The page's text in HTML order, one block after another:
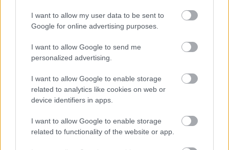
I want to allow my user data to be sent to
Google for online advertising purposes.
I want to allow Google to send me
personalized advertising.
I want to allow Google to enable storage
related to analytics like cookies on web or
device identifiers in apps.
I want to allow Google to enable storage
related to functionality of the website or app.
a hálózat működtetési és üzemeltetési költségeiben,
ami élénkítheti a beruházásokat és az innovációt, és
verseny-képességének javítását. Mindezt figyelembe
véve a megállapodás jelentősen hozzájárulhat a
támogatja a Digitális Magyarország víziójának
megvalósulását.
megállapodása kizárólag technológiai
együttműködés, amely a szolgáltatók